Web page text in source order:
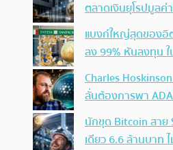
ตลาดเงินยุโรปมูล
แบงก์ใหญ่สุดของอิ
ลง 99% หันลงทุน
Charles
ลั่นต้องการพา
นักขุด Bitcoin สาย
เดียว 6.6 ล้านบาท